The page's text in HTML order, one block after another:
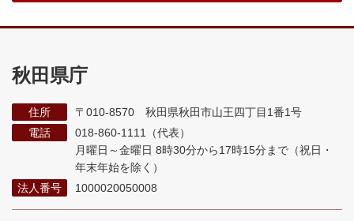
秋田県庁
住所
〒010-8570 秋田県秋田市山王四丁目1番1号
電話
018-860-1111（代表）
月曜日～金曜日 8時30分から17時15分まで （祝日・
年末年始を除く）
法人番号
1000020050008